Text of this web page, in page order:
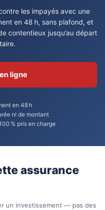
les impayés avec une
en 48 h, sans plafond, et
contentieux jusqu’au départ
ligne
en 48 h
ni de montant
% pris en charge
assurance
un investissement — pas des